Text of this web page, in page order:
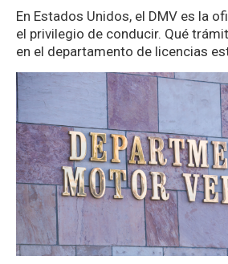
En Estados Unidos, el DMV es la
el privilegio de conducir. Qué
en el departamento de licencias